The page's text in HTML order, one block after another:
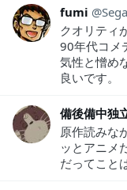
fumi
クオリティ
90年代コメ
気性と憎め
良いです。
原作読みな
ッとアニメ
だってこと